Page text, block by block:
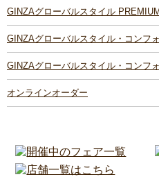
GINZAグローバルスタイル
GINZAグローバルスタイル・コンフ
GINZAグローバルスタイル・コンフ
オンラインオーダー